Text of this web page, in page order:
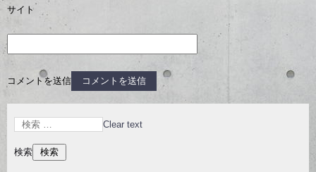
サイト
コメントを送信
Clear text
検索